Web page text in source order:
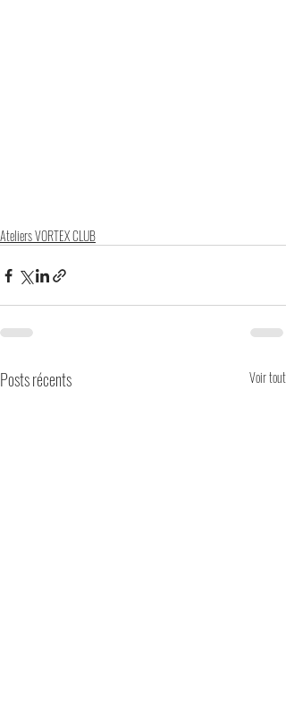
Ateliers VORTEX CLUB
Posts récents Voir tout